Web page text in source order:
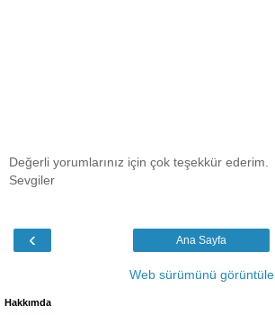
Değerli yorumlarınız için çok teşekkür ederim.
Sevgiler
‹ Ana Sayfa
Web sürümünü görüntüle
Hakkımda